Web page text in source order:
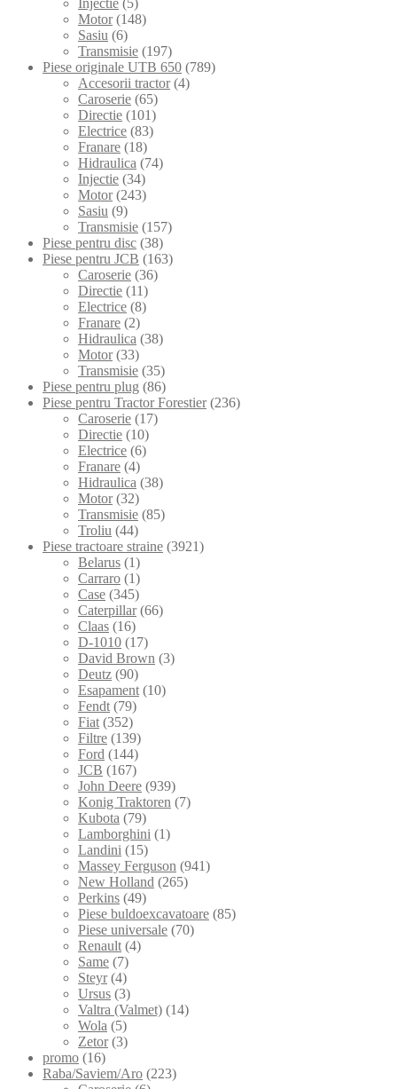
Injectie (5)
Motor (148)
Sasiu (6)
Transmisie (197)
Piese originale UTB 650 (789)
Accesorii tractor (4)
Caroserie (65)
Directie (101)
Electrice (83)
Franare (18)
Hidraulica (74)
Injectie (34)
Motor (243)
Sasiu (9)
Transmisie (157)
Piese pentru disc (38)
Piese pentru JCB (163)
Caroserie (36)
Directie (11)
Electrice (8)
Franare (2)
Hidraulica (38)
Motor (33)
Transmisie (35)
Piese pentru plug (86)
Piese pentru Tractor Forestier (236)
Caroserie (17)
Directie (10)
Electrice (6)
Franare (4)
Hidraulica (38)
Motor (32)
Transmisie (85)
Troliu (44)
Piese tractoare straine (3921)
Belarus (1)
Carraro (1)
Case (345)
Caterpillar (66)
Claas (16)
D-1010 (17)
David Brown (3)
Deutz (90)
Esapament (10)
Fendt (79)
Fiat (352)
Filtre (139)
Ford (144)
JCB (167)
John Deere (939)
Konig Traktoren (7)
Kubota (79)
Lamborghini (1)
Landini (15)
Massey Ferguson (941)
New Holland (265)
Perkins (49)
Piese buldoexcavatoare (85)
Piese universale (70)
Renault (4)
Same (7)
Steyr (4)
Ursus (3)
Valtra (Valmet) (14)
Wola (5)
Zetor (3)
promo (16)
Raba/Saviem/Aro (223)